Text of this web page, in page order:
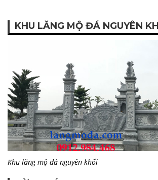
KHU LĂNG MỘ ĐÁ NGUYÊN
Khu lăng mộ đá nguyên khối